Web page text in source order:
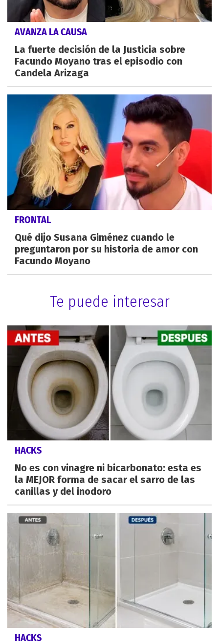
AVANZA LA CAUSA
La fuerte decisión de la Justicia sobre
Facundo Moyano tras el episodio con
Candela Arizaga
FRONTAL
Qué dijo Susana Giménez cuando le
preguntaron por su historia de amor con
Facundo Moyano
Te puede interesar
HACKS
No es con vinagre ni bicarbonato: esta es
la MEJOR forma de sacar el sarro de las
canillas y del inodoro
HACKS